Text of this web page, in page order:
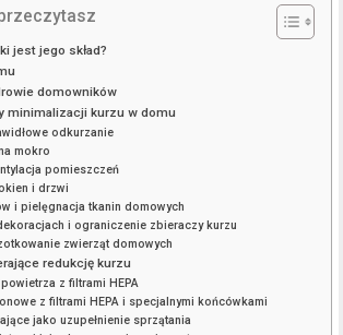
jest jego skład?
domowników
minimalizacji kurzu w domu
odkurzanie
mokro
pomieszczeń
i drzwi
i pielęgnacja tkanin domowych
i ograniczenie zbieraczy kurzu
zwierząt domowych
redukcję kurzu
z filtrami HEPA
z filtrami HEPA i specjalnymi końcówkami
jako uzupełnienie sprzątania